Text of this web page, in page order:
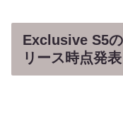
Exclusive S5
リース時点発表